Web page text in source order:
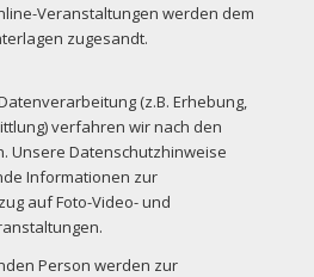
Veranstaltungen werden dem
zugesandt.
(z.B. Erhebung,
verfahren wir nach den
Unsere Datenschutzhinweise
Informationen zur
auf Foto-Video- und
Person werden zur